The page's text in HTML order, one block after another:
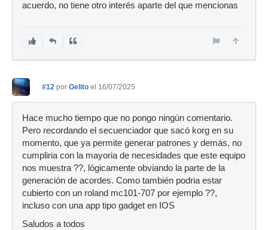
acuerdo, no tiene otro interés aparte del que mencionas
#12 por Gelito el 16/07/2025
Hace mucho tiempo que no pongo ningún comentario.
Pero recordando el secuenciador que sacó korg en su
momento, que ya permite generar patrones y demás, no
cumpliria con la mayoria de necesidades que este equipo
nos muestra ??, lógicamente obviando la parte de la
generación de acordes. Como también podria estar
cubierto con un roland mc101-707 por ejemplo ??,
incluso con una app tipo gadget en IOS
Saludos a todos